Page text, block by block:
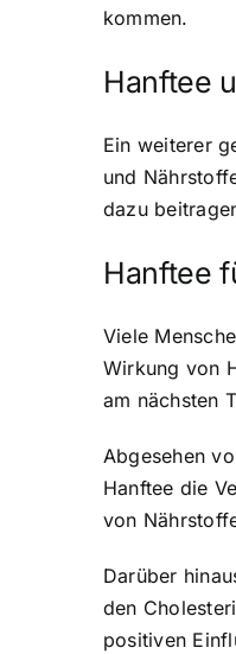
kommen.
Hanftee
Ein weiterer
und
dazu
Hanftee
Viele
Wirkung von
am nächsten
Abgesehen
Hanftee die
von
Darüber
den
positiven